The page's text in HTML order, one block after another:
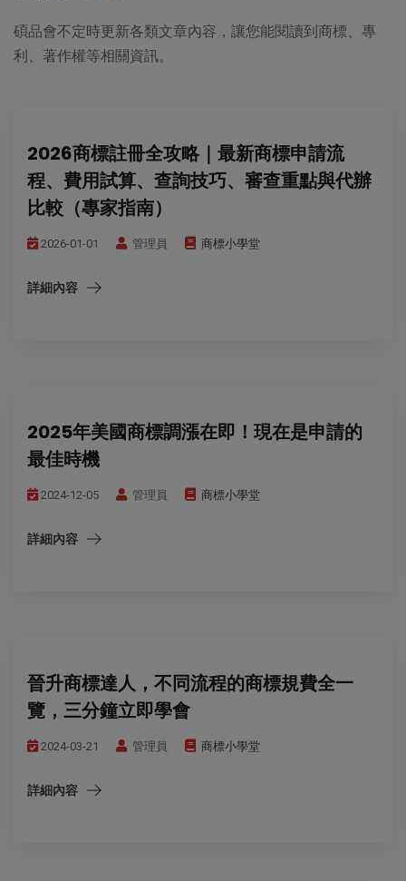
碩品會不定時更新各類文章內容，讓您能閱讀到商標、專
利、著作權等相關資訊。
2026商標註冊全攻略｜最新商標申請流
程、費用試算、查詢技巧、審查重點與代辦
比較（專家指南）
2026-01-01 管理員 商標小學堂
詳細內容
2025年美國商標調漲在即！現在是申請的
最佳時機
2024-12-05 管理員 商標小學堂
詳細內容
晉升商標達人，不同流程的商標規費全一
覽，三分鐘立即學會
2024-03-21 管理員 商標小學堂
詳細內容